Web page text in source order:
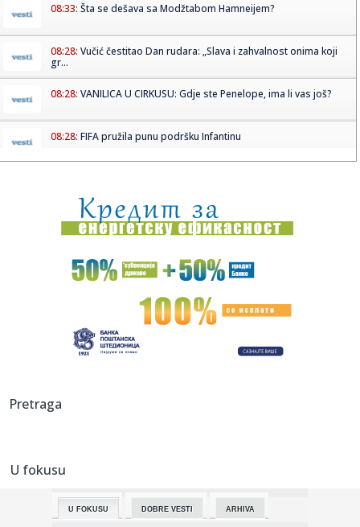
08:33: Šta se dešava sa Modžtabom Hamneijem?
08:28: Vučić čestitao Dan rudara: „Slava i zahvalnost onima koji
gr...
08:28: VANILICA U CIRKUSU: Gdje ste Penelope, ima li vas još?
08:28: FIFA pružila punu podršku Infantinu
08:28:Coca-Cola bilježi milijarde prihoda, ključ uspjeha iznenadio
mn...
08:28:Divlje svinje iz komšiluka tamane kukuruz pored Save,
mještani ...
Češki "Volklore" osvojio studentskog Oskara
08:28:Eksplodirala plinska boca kod Doboja, gorjelo i nisko
08:28:
08:26: Радосне вести из Бетаније, Нови Сад ...
Pretraga
U fokusu
U FOKUSU DOBRE VESTI ARHIVA